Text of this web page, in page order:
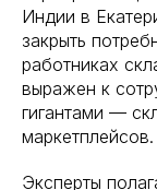
Индии в
закрыть
работниках
выражен к
гигантами —
маркетплейсов.
Эксперты